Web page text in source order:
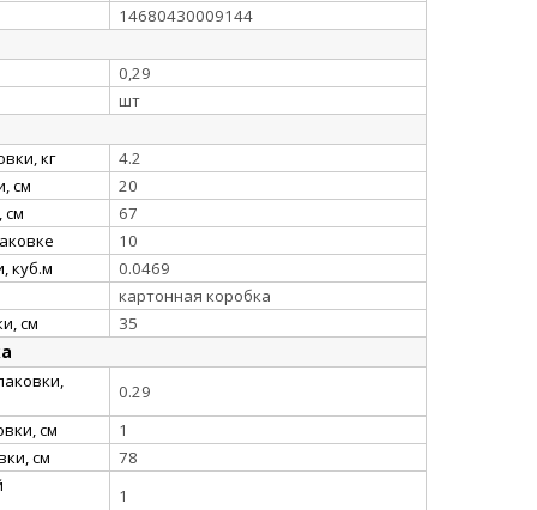
14680430009144
0,29
шт
кг
4.2
см
20
см
67
10
куб.м
0.0469
картонная коробка
см
35
0.29
см
1
см
78
1